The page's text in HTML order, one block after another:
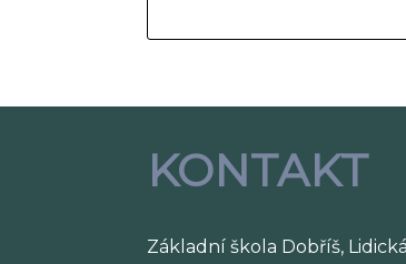
KONTAKT
Základní škola Dobříš,